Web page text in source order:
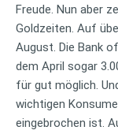
Freude. Nun aber
Goldzeiten. Auf
August. Die Bank
dem April sogar
für gut möglich.
wichtigen
eingebrochen ist.